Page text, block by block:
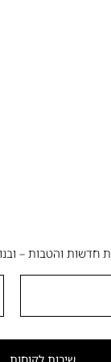
חדשות והטבות –
שירות לקוחות